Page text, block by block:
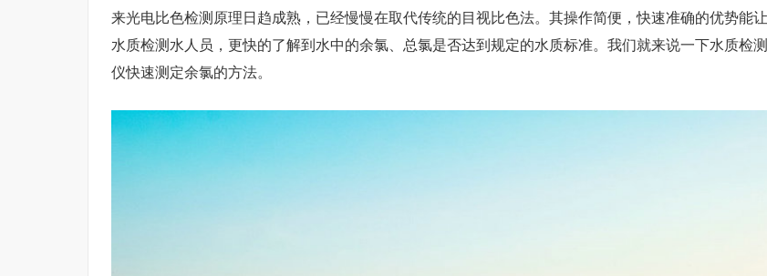
来光电比色检测原理日趋成熟，已经慢慢在取代传统的目视比色法。其操作简便，快速准确的优势能让
水质检测水人员，更快的了解到水中的余氯、总氯是否达到规定的水质标准。我们就来说一下水质检测
仪快速测定余氯的方法。